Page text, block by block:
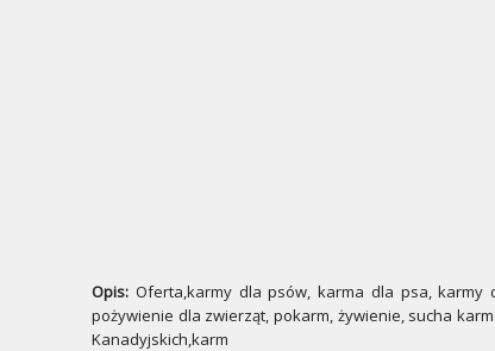
Opis: Oferta,karmy dla psów, karma dla psa, karmy
pożywienie dla zwierząt, pokarm, żywienie, sucha
Kanadyjskich,karm